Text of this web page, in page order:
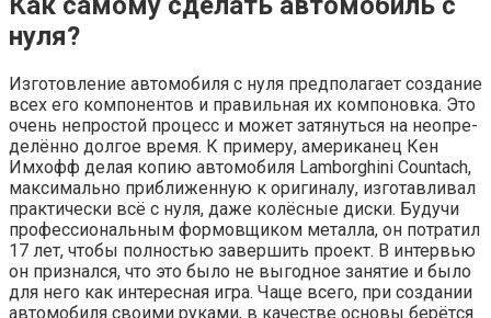
нуля?
Изго­тов­ле­ние авто­мо­би­ля с нуля пред­по­ла­га­ет созда­ние
всех его ком­по­нен­тов и пра­виль­ная их ком­по­нов­ка. Это
очень непро­стой про­цесс и может затя­нуть­ся на неопре­
де­лён­но дол­гое вре­мя. К при­ме­ру, аме­ри­ка­нец Кен
Имхофф делая копию авто­мо­би­ля Lamborghini Countach,
мак­си­маль­но при­бли­жен­ную к ори­ги­на­лу, изго­тав­ли­вал
прак­ти­че­ски всё с нуля, даже колёс­ные дис­ки. Будучи
про­фес­си­о­наль­ным фор­мов­щи­ком метал­ла, он потра­тил
17 лет, что­бы пол­но­стью завер­шить про­ект. В интер­вью
он при­знал­ся, что это было не выгод­ное заня­тие и было
для него как инте­рес­ная игра. Чаще все­го, при созда­нии
авто­мо­би­ля сво­и­ми рука­ми, в каче­стве осно­вы берёт­ся